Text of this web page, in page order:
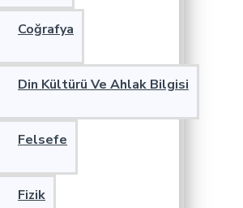
Coğrafya
Din Kültürü Ve Ahlak Bilgisi
Felsefe
Fizik